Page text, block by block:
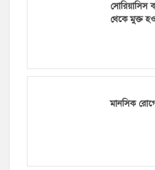
সোরিয়াসিস
থেকে মুক্ত
মানসিক